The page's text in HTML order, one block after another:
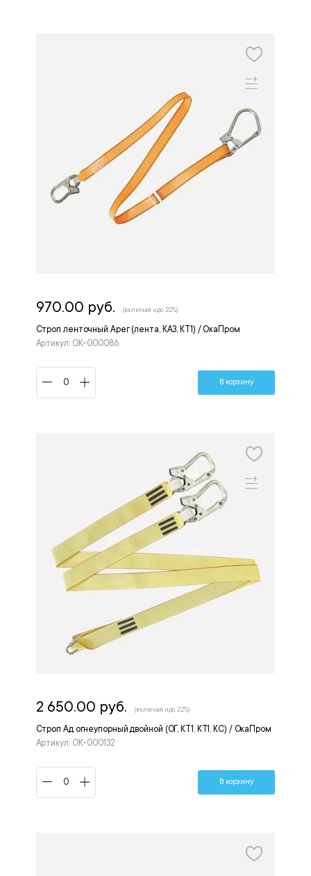
Строп ленточный Арег (лента, КА3, КТ1) / ОкаПром
Артикул: ОК-000086
970.00 руб. (включая ндс 22%)
В корзину
Строп Ад огнеупорный двойной (ОГ, КТ1, КТ1, КС) / ОкаПром
Артикул: ОК-000132
2 650.00 руб. (включая ндс 22%)
В корзину